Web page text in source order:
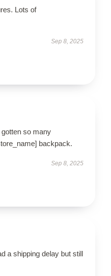
Lots of
Sep 8, 2025
so many
backpack.
Sep 8, 2025
a shipping delay but still